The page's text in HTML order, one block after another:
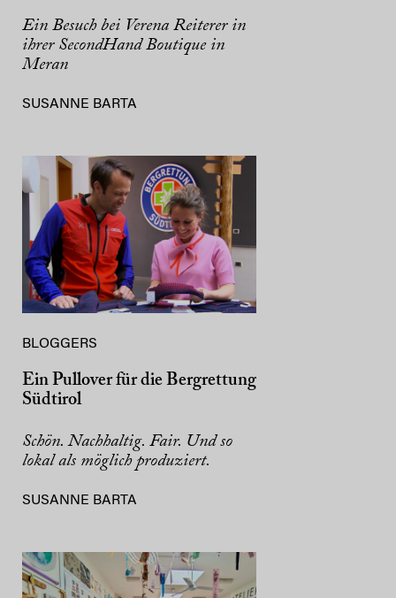
Ein Besuch bei Verena Reiterer in
ihrer SecondHand Boutique in
Meran
SUSANNE BARTA
BLOGGERS
Ein Pullover für die Bergrettung
Südtirol
Schön. Nachhaltig. Fair. Und so
lokal als möglich produziert.
SUSANNE BARTA